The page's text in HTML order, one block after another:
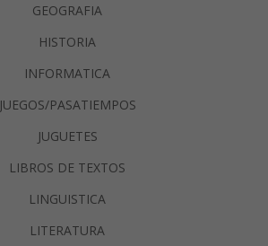
GEOGRAFIA
HISTORIA
INFORMATICA
JUEGOS/PASATIEMPOS
JUGUETES
LIBROS DE TEXTOS
LINGUISTICA
LITERATURA